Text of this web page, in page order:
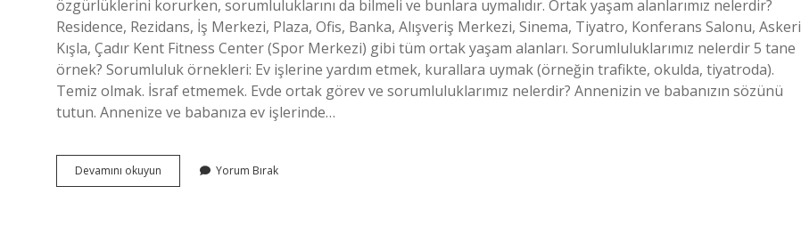
özgürlüklerini korurken, sorumluluklarını da bilmeli ve bunlara uymalıdır. Ortak yaşam alanlarımız nelerdir?
Residence, Rezidans, İş Merkezi, Plaza, Ofis, Banka, Alışveriş Merkezi, Sinema, Tiyatro, Konferans Salonu, Askeri
Kışla, Çadır Kent Fitness Center (Spor Merkezi) gibi tüm ortak yaşam alanları. Sorumluluklarımız nelerdir 5 tane
örnek? Sorumluluk örnekleri: Ev işlerine yardım etmek, kurallara uymak (örneğin trafikte, okulda, tiyatroda).
Temiz olmak. İsraf etmemek. Evde ortak görev ve sorumluluklarımız nelerdir? Annenizin ve babanızın sözünü
tutun. Annenize ve babanıza ev işlerinde…
Devamını okuyun
Yaşam
Yorum Bırak